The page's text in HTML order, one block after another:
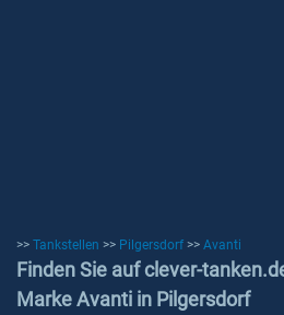
>> Tankstellen >> Pilgersdorf >> Avanti
Finden Sie auf clever-
Marke Avanti in Pilgersdorf